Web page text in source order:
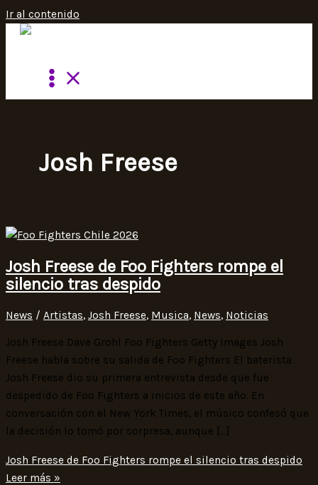
Ir al contenido
Josh Freese
Josh Freese de Foo Fighters rompe el
silencio tras despido
News / Artistas, Josh Freese, Musica, News, Noticias
Josh Freese Dave Grohl Foo Fighters Getty Images Josh
Freese habla sobre su salida de Foo Fighters El baterista
Josh Freese dio su primera entrevista desde que fue
despedido de Foo Fighters a inicios de este año. En
conversación con el New York Times, el músico confesó que
la decisión lo tomó por sorpresa, aunque […]
Josh Freese de Foo Fighters rompe el silencio tras despido
Leer más »